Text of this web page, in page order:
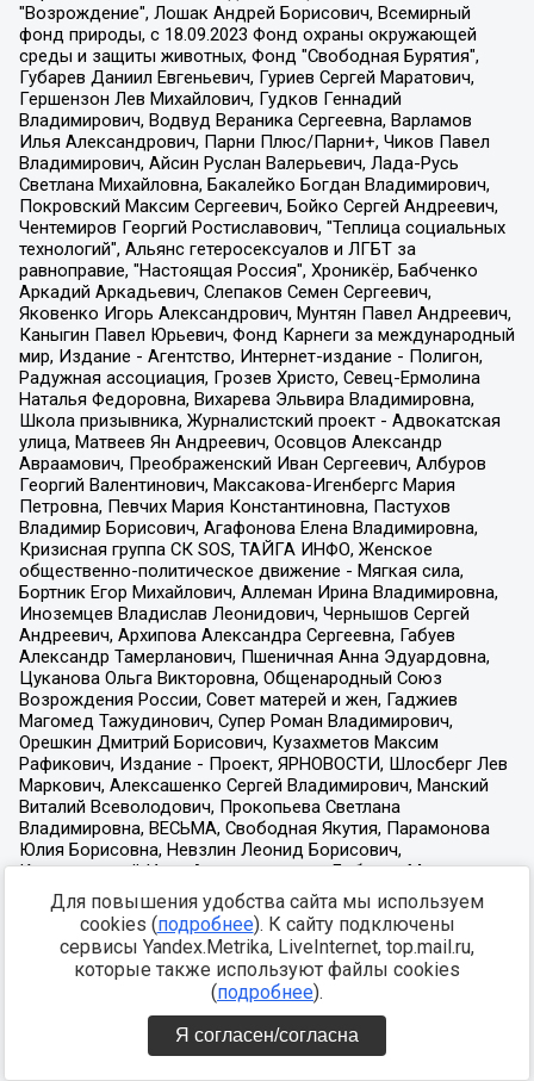
Для повышения удобства сайта мы используем
cookies (подробнее). К сайту подключены
сервисы Yandex.Metrika, LiveInternet, top.mail.ru,
которые также используют файлы cookies
(подробнее).
Я согласен/согласна